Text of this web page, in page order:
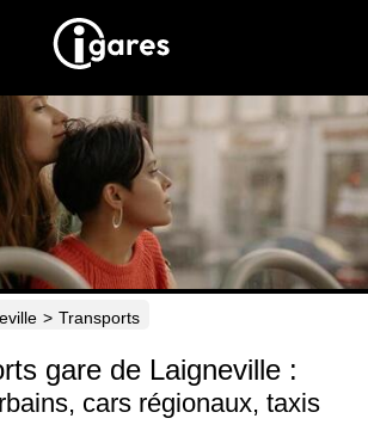
Recherche
Location de voiture
Hôtels
Taxis
Transports
Horaires
> Transports
gare de Laigneville :
cars régionaux, taxis